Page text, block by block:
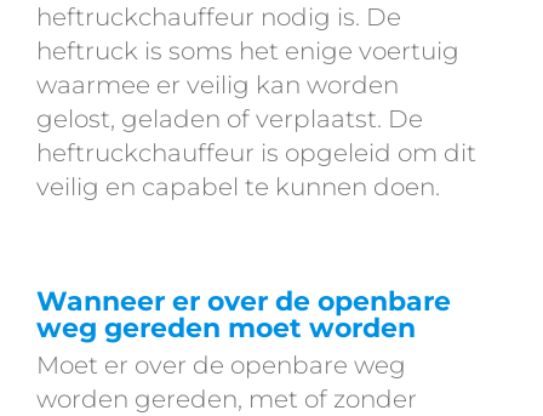
heftruckchauffeur nodig is. De
heftruck is soms het enige voertuig
waarmee er veilig kan worden
gelost, geladen of verplaatst. De
heftruckchauffeur is opgeleid om dit
veilig en capabel te kunnen doen.
Wanneer er over de openbare
weg gereden moet worden
Moet er over de openbare weg
worden gereden, met of zonder